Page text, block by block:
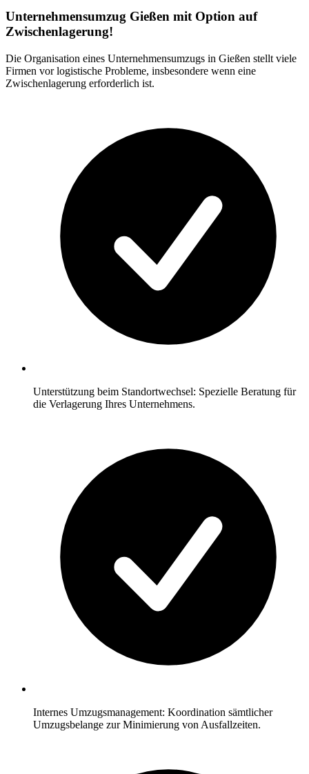
Unternehmensumzug Gießen mit Option auf
Zwischenlagerung!
Die Organisation eines Unternehmensumzugs in Gießen stellt viele
Firmen vor logistische Probleme, insbesondere wenn eine
Zwischenlagerung erforderlich ist.
Unterstützung beim Standortwechsel: Spezielle Beratung für
die Verlagerung Ihres Unternehmens.
Internes Umzugsmanagement: Koordination sämtlicher
Umzugsbelange zur Minimierung von Ausfallzeiten.